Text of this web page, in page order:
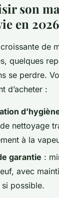
son
en 2026
de
quelques
se perdre.
d’acheter :
nettoyage
à la
garantie :
avec
possible.